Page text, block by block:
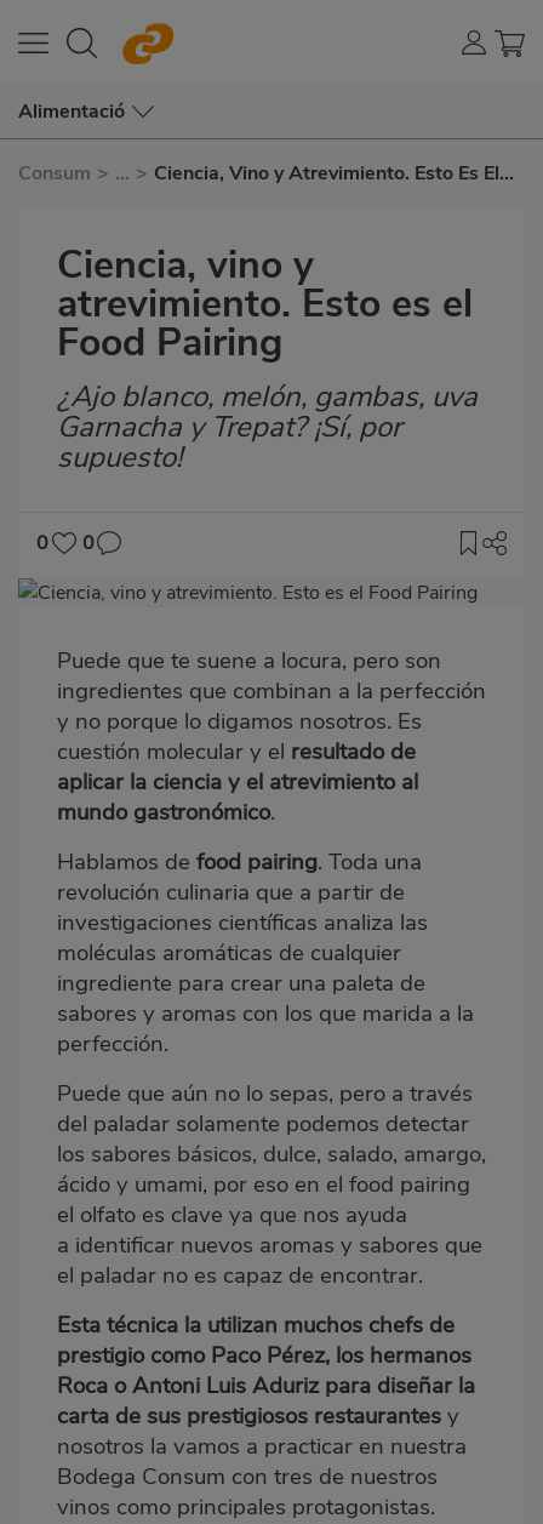
Alimentació
Consum > ... > Ciencia, Vino y Atrevimiento. Esto Es El
Ciencia, vino y
atrevimiento. Esto es el
Food Pairing
Subtítulo
¿Ajo blanco, melón, gambas, uva
Garnacha y Trepat? ¡Sí, por
supuesto!
0
0
Imagen
Body
Puede que te suene a locura, pero son
ingredientes que combinan a la perfección
y no porque lo digamos nosotros. Es
cuestión molecular y el resultado de
aplicar la ciencia y el atrevimiento al
mundo gastronómico.
Hablamos de food pairing. Toda una
revolución culinaria que a partir de
investigaciones científicas analiza las
moléculas aromáticas de cualquier
ingrediente para crear una paleta de
sabores y aromas con los que marida a la
perfección.
Puede que aún no lo sepas, pero a través
del paladar solamente podemos detectar
los sabores básicos, dulce, salado, amargo,
ácido y umami, por eso en el food pairing
el olfato es clave ya que nos ayuda
a identificar nuevos aromas y sabores que
el paladar no es capaz de encontrar.
Esta técnica la utilizan muchos chefs de
prestigio como Paco Pérez, los hermanos
Roca o Antoni Luis Aduriz para diseñar la
carta de sus prestigiosos restaurantesy
nosotros la vamos a practicar en nuestra
Bodega Consum con tres de nuestros
vinos como principales protagonistas.